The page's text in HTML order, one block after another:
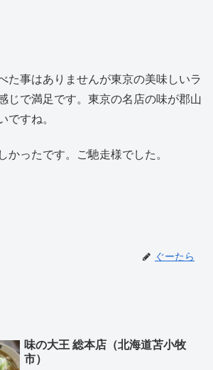
た事はありませんが東京の美味しいラ
じで満足です。東京の名店の味が郡山
ですね。
かったです。ご馳走様でした。
ぐーたら
味の大王 総本店（北海道苫小牧
市）